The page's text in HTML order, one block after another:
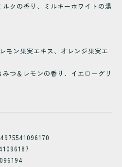
クの香り、ミルキーホワイトの湯
モン果実エキス、オレンジ果実エ
つ＆レモンの香り、イエローグリ